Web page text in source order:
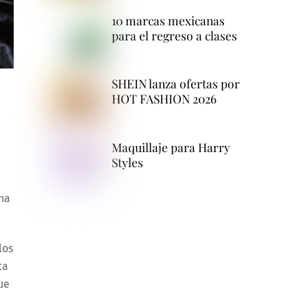
10 marcas mexicanas
para el regreso a clases
SHEIN lanza ofertas por
HOT FASHION 2026
Maquillaje para Harry
Styles